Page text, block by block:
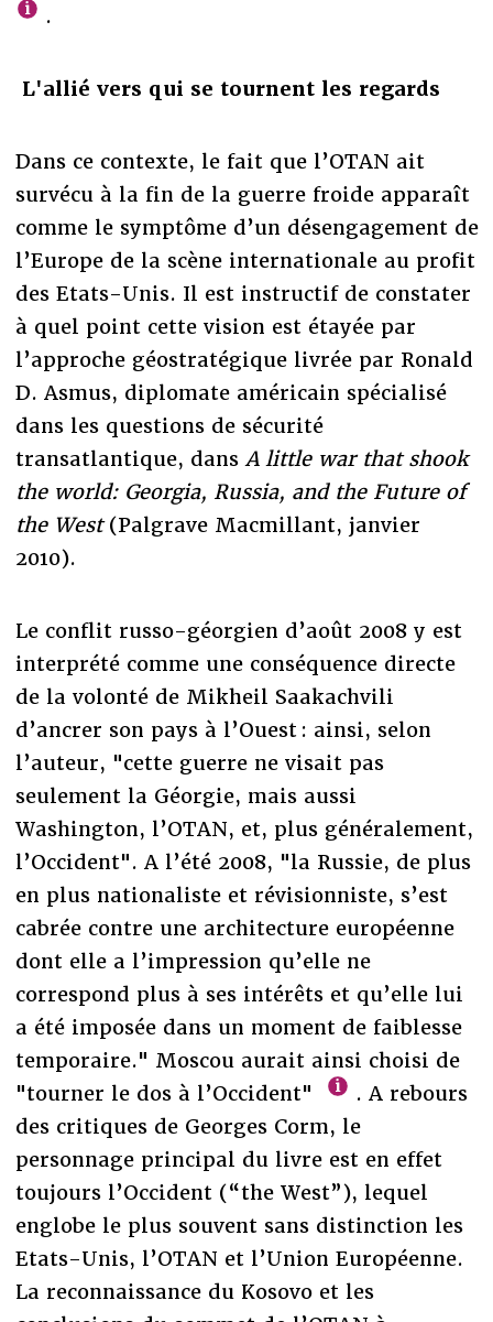
.
L'allié vers qui se tournent les regards
Dans ce contexte, le fait que l’OTAN ait
survécu à la fin de la guerre froide apparaît
comme le symptôme d’un désengagement de
l’Europe de la scène internationale au profit
des Etats-Unis. Il est instructif de constater
à quel point cette vision est étayée par
l’approche géostratégique livrée par Ronald
D. Asmus, diplomate américain spécialisé
dans les questions de sécurité
transatlantique, dans A little war that shook
the world: Georgia, Russia, and the Future of
the West(Palgrave Macmillant, janvier
2010).
Le conflit russo-géorgien d’août 2008 y est
interprété comme une conséquence directe
de la volonté de Mikheil Saakachvili
d’ancrer son pays à l’Ouest : ainsi, selon
l’auteur, "cette guerre ne visait pas
seulement la Géorgie, mais aussi
Washington, l’OTAN, et, plus généralement,
l’Occident". A l’été 2008, "la Russie, de plus
en plus nationaliste et révisionniste, s’est
cabrée contre une architecture européenne
dont elle a l’impression qu’elle ne
correspond plus à ses intérêts et qu’elle lui
a été imposée dans un moment de faiblesse
temporaire." Moscou aurait ainsi choisi de
"tourner le dos à l’Occident"
. A rebours
des critiques de Georges Corm, le
personnage principal du livre est en effet
toujours l’Occident (“the West”), lequel
englobe le plus souvent sans distinction les
Etats-Unis, l’OTAN et l’Union Européenne.
La reconnaissance du Kosovo et les